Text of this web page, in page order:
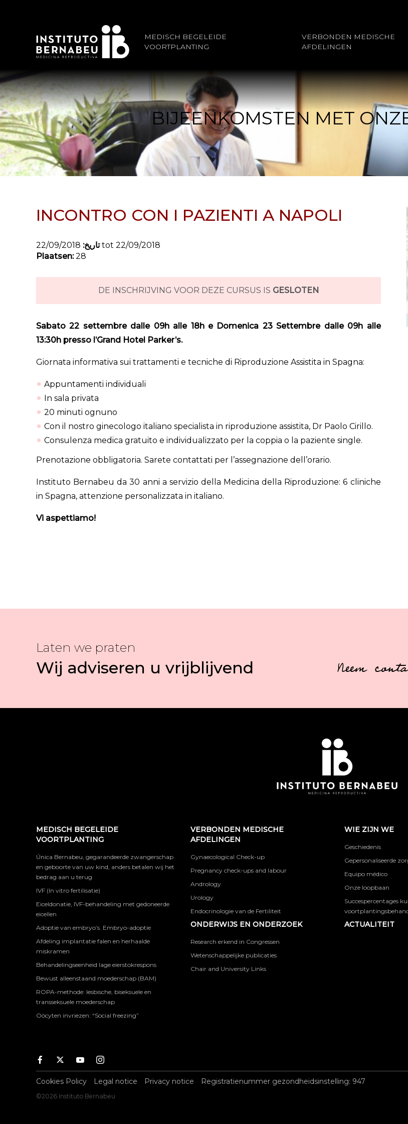
MEDISCH BEGELEIDE
VOORTPLANTING
VERBONDEN MEDISCHE
AFDELINGEN
BIJEENKOMSTEN MET
INCONTRO CON I PAZIENTI A NAPOLI
تاريخ:22/09/2018 tot 22/09/2018
Plaatsen:28
DE INSCHRIJVING VOOR DEZE CURSUS IS GESLOTEN
Sabato 22 settembre dalle 09h alle 18h e Domenica 23 Settembre dalle 09h alle
13:30h presso l’Grand Hotel Parker’s.
Giornata informativa sui trattamenti e tecniche di Riproduzione Assistita in Spagna:
Appuntamenti individuali
In sala privata
20 minuti ognuno
Con il nostro ginecologo italiano specialista in riproduzione assistita, Dr Paolo Cirillo.
Consulenza medica gratuito e individualizzato per la coppia o la paziente single.
Prenotazione obbligatoria. Sarete contattati per l’assegnazione dell’orario.
Instituto Bernabeu da 30 anni a servizio della Medicina della Riproduzione: 6 cliniche
in Spagna, attenzione personalizzata in italiano.
Vi aspettiamo!
Laten we praten
Wij adviseren u vrijblijvend Neem
MEDISCH BEGELEIDE
VOORTPLANTING
Única Bernabeu, gegarandeerde zwangerschap
en geboorte van uw kind, anders betalen wij het
bedrag aan u terug
IVF (In vitro fertilisatie)
Eiceldonatie, IVF-behandeling met gedoneerde
eicellen
Adoptie van embryo’s. Embryo-adoptie
Afdeling implantatie falen en herhaalde
miskramen
Behandelingseenheid lage eierstokrespons
Bewust alleenstaand moederschap (BAM)
ROPA-methode: lesbische, biseksuele en
transseksuele moederschap
Oöcyten invriezen: “Social freezing”
VERBONDEN MEDISCHE
AFDELINGEN
Gynaecological Check-up
Pregnancy check-ups and labour
Andrology
Urology
Endocrinologie van de Fertiliteit
ONDERWIJS EN ONDERZOEK
Research erkend in Congressen
Wetenschappelijke publicaties
Chair and University Links
WIE ZIJN WE
Geschiedenis
Gepersonaliseerde
Equipo médico
Onze loopbaan
Succespercentages
ACTUALITEIT
Facebook
TwitterYoutubeInstagram
Cookies Policy Legal notice Privacy notice Registratienummer gezondheidsinstelling: 947
©2026 Instituto Bernabeu